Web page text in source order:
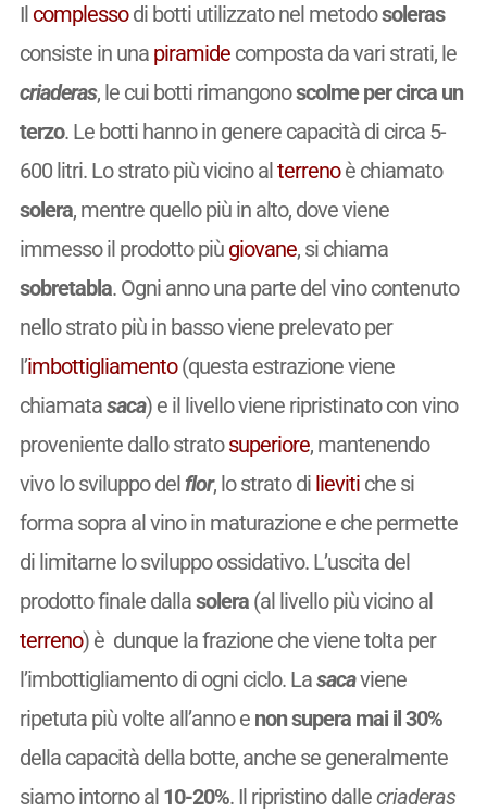
Il complessodi botti utilizzato nel metodosoleras
consiste in una piramidecomposta da vari strati, le
criaderas, le cui botti rimangonoscolme per circa un
terzo. Le botti hanno in genere capacità di circa 5-
600 litri. Lo strato più vicino alterrenoè chiamato
solera, mentre quello più in alto, dove viene
immesso il prodotto più giovane, si chiama
sobretabla. Ogni anno una parte del vino contenuto
nello strato più in basso viene prelevato per
l’imbottigliamento(questa estrazione viene
chiamatasaca) e il livello viene ripristinato con vino
proveniente dallo stratosuperiore, mantenendo
vivo lo sviluppo delflor, lo strato di lievitiche si
forma sopra al vino in maturazione e che permette
di limitarne lo sviluppo ossidativo. L’uscita del
prodotto finale dallasolera(al livello più vicino al
terreno) è dunque la frazione che viene tolta per
l’imbottigliamento di ogni ciclo. Lasacaviene
ripetuta più volte all’anno enon supera mai il 30%
della capacità della botte, anche se generalmente
siamo intorno al 10-20%. Il ripristino dallecriaderas